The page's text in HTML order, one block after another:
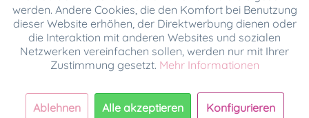
werden. Andere Cookies, die den Komfort bei Benutzung
dieser Website erhöhen, der Direktwerbung dienen oder
die Interaktion mit anderen Websites und sozialen
Netzwerken vereinfachen sollen, werden nur mit Ihrer
Zustimmung gesetzt. Mehr Informationen
Ablehnen Alle akzeptieren Konfigurieren